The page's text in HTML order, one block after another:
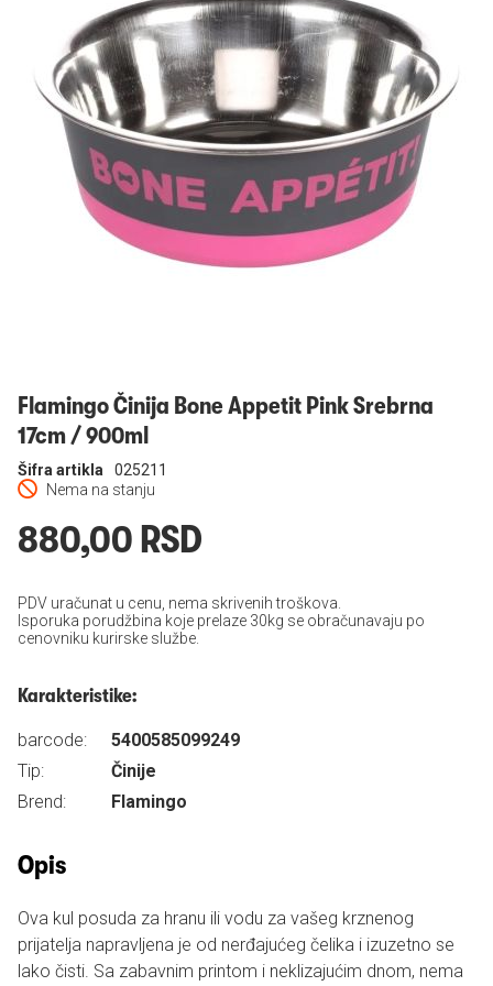
Prijavi se
Flamingo Činija Bone Appetit Pink Srebrna
17cm / 900ml
Nema na stanju
Šifra artikla 025211
880,00 RSD
PDV uračunat u cenu, nema skrivenih troškova.
Isporuka porudžbina koje prelaze 30kg se obračunavaju po
cenovniku kurirske službe.
Karakteristike:
barcode:
5400585099249
Tip:
Činije
Brend:
Flamingo
Opis
Ova kul posuda za hranu ili vodu za vašeg krznenog
prijatelja napravljena je od nerđajućeg čelika i izuzetno se
lako čisti. Sa zabavnim printom i neklizajućim dnom, nema